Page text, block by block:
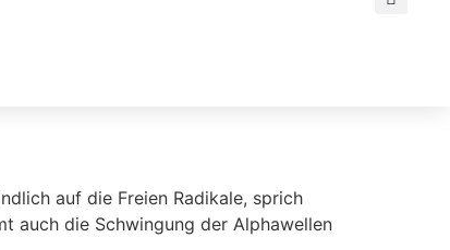
auf die Freien Radikale, sprich
auch die Schwingung der Alphawellen